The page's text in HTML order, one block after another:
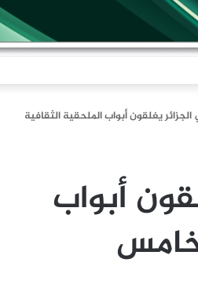
يغلقون أبواب الملحقية الثقافية
أبواب